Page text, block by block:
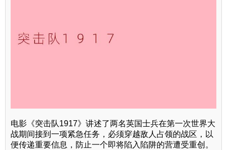
电影《突击队1917》讲述了两名英国士兵在第一次世界大
战期间接到一项紧急任务，必须穿越敌人占领的战区，以
便传递重要信息，防止一个即将陷入陷阱的营遭受重创。